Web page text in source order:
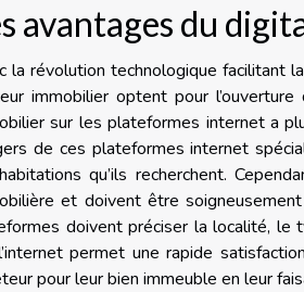
avantages du
la révolution technologique facilitant
immobilier optent pour
sur les plateformes internet a
de ces plateformes internet
qu’ils recherchent.
et doivent être
doivent préciser la localité, le
permet une rapide
pour leur bien immeuble en leur